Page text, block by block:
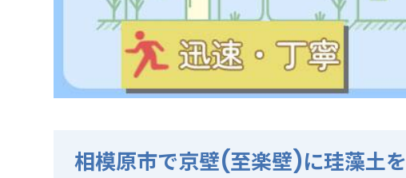
相模原市で京壁(至楽壁)に珪藻土